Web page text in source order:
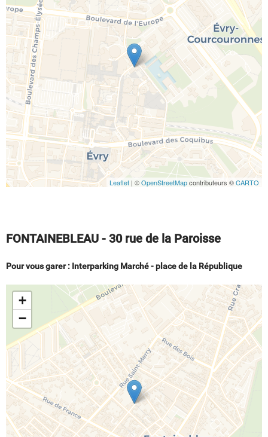
Leaflet | ©OpenStreetMapcontributeurs ©CARTO
FONTAINEBLEAU - 30 rue de la Paroisse
Pour vous garer : Interparking Marché - place de la République
+
−